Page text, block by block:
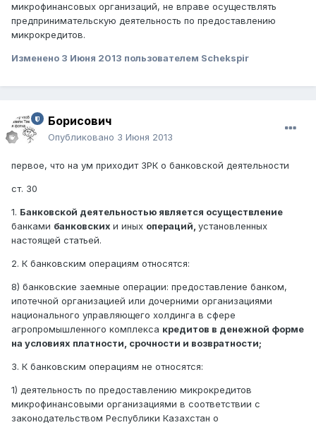
микрофинансовых организаций, не вправе осуществлять
предпринимательскую деятельность по предоставлению
микрокредитов.
Изменено 3 Июня 2013 пользователем Schekspir
Борисович
Опубликовано 3 Июня 2013
первое, что на ум приходит ЗРК о банковской деятельности
ст. 30
1. Банковской деятельностью является осуществление
банками банковских и иных операций, установленных
настоящей статьей.
2. К банковским операциям относятся:
8) банковские заемные операции: предоставление банком,
ипотечной организацией или дочерними организациями
национального управляющего холдинга в сфере
агропромышленного комплекса кредитов в денежной форме
на условиях платности, срочности и возвратности;
3. К банковским операциям не относятся:
1) деятельность по предоставлению микрокредитов
микрофинансовыми организациями в соответствии с
законодательством Республики Казахстан о